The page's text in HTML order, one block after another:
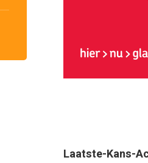
Laatste-Kans-